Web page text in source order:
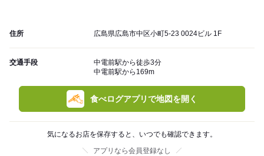
住所 広島県広島市中区小町5-23 0024ビル 1F
交通手段
中電前駅から徒歩3分
中電前駅から169m
食べログアプリで地図を開く
気になるお店を保存すると、いつでも確認できます。
アプリなら会員登録なし